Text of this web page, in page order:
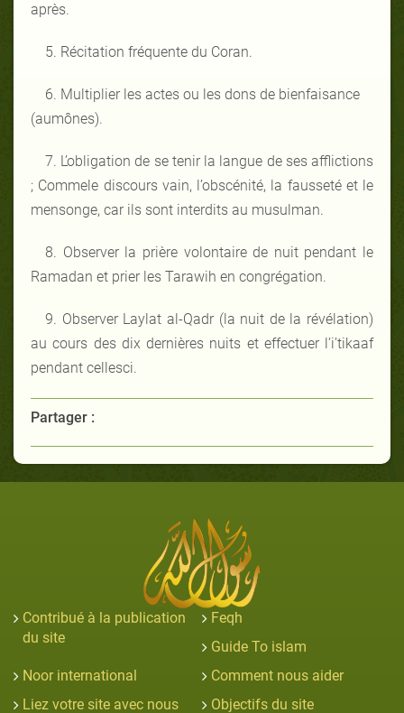
après.
5. Récitation fréquente du Coran.
6. Multiplier les actes ou les dons de bienfaisance
(aumônes).
7. L’obligation de se tenir la langue de ses afflictions
; Commele discours vain, l’obscénité, la fausseté et le
mensonge, car ils sont interdits au musulman.
8. Observer la prière volontaire de nuit pendant le
Ramadan et prier les Tarawih en congrégation.
9. Observer Laylat al-Qadr (la nuit de la révélation)
au cours des dix dernières nuits et effectuer l’i’tikaaf
pendant cellesci.
Partager :
Contribué à la publication
du site
Feqh
Guide To islam
Noor international
Comment nous aider
Liez votre site avec nous
Objectifs du site